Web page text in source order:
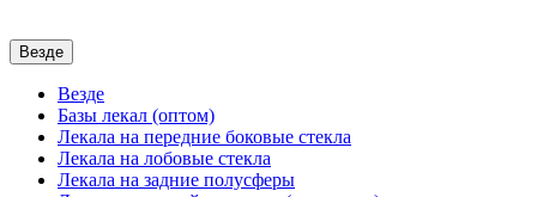
Везде
Везде
Базы лекал (оптом)
Лекала на передние боковые стекла
Лекала на лобовые стекла
Лекала на задние полусферы